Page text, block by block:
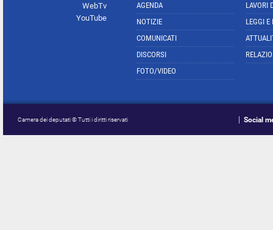
WebTv
YouTube
AGENDA
NOTIZIE
COMUNICATI
DISCORSI
FOTO/VIDEO
LAVORI
LEGGI E
Camera dei deputati © Tutti i diritti riservati Social